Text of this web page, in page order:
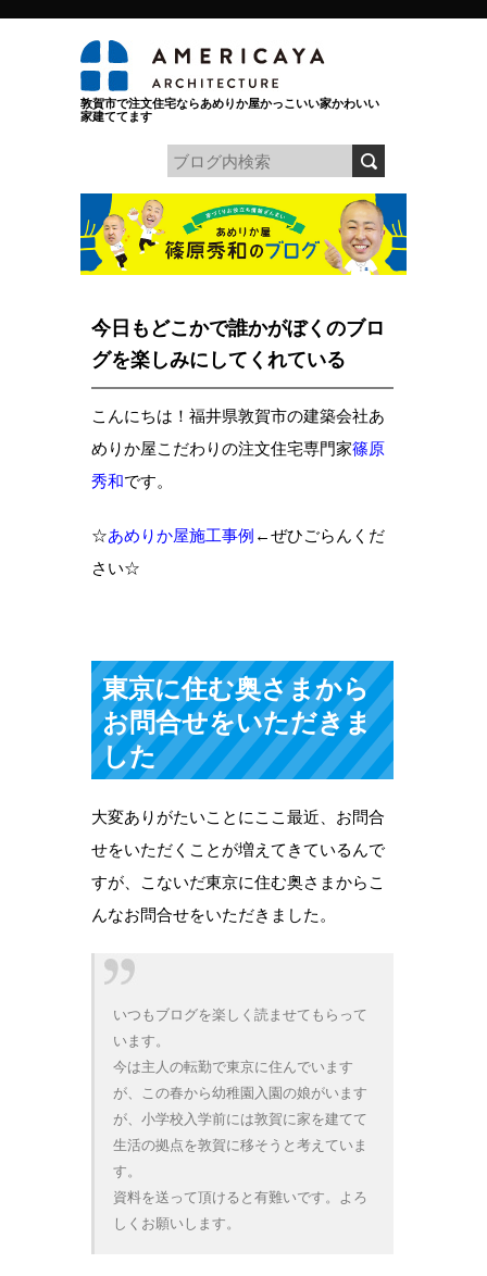
敦賀市で注文住宅ならあめりか屋かっこいい家かわいい
家建ててます
今日もどこかで誰かがぼくのブロ
グを楽しみにしてくれている
こんにちは！福井県敦賀市の建築会社あ
めりか屋こだわりの注文住宅専門家篠原
秀和です。
☆あめりか屋施工事例 ←ぜひごらんくだ
さい☆
東京に住む奥さまから
お問合せをいただきま
した
大変ありがたいことにここ最近、お問合
せをいただくことが増えてきているんで
すが、こないだ東京に住む奥さまからこ
んなお問合せをいただきました。
いつもブログを楽しく読ませてもらって
います。
今は主人の転勤で東京に住んでいます
が、この春から幼稚園入園の娘がいます
が、小学校入学前には敦賀に家を建てて
生活の拠点を敦賀に移そうと考えていま
す。
資料を送って頂けると有難いです。よろ
しくお願いします。